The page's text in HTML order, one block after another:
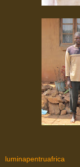
luminapentruafrica